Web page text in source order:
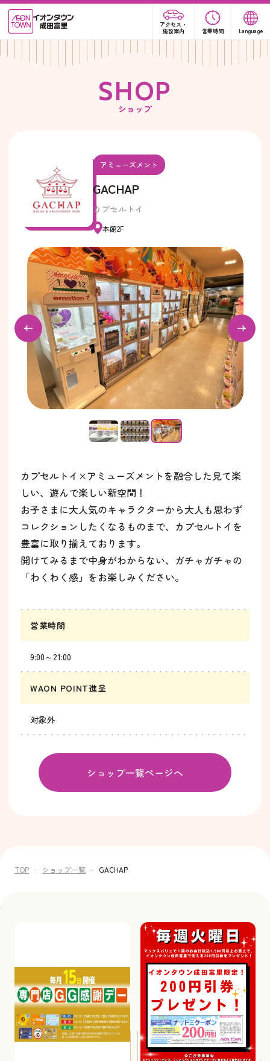
アクセス・
施設案内
営業時間 Language
SHOP
ショップ
アミューズメント
GACHAP
カプセルトイ
本館2F
カプセルトイ×アミューズメントを融合した見て楽
しい、遊んで楽しい新空間！
お子さまに大人気のキャラクターから大人も思わず
コレクションしたくなるものまで、カプセルトイを
豊富に取り揃えております。
開けてみるまで中身がわからない、ガチャガチャの
「わくわく感」をお楽しみください。
営業時間
9:00～21:00
WAON POINT進呈
対象外
ショップ一覧ページへ
TOP ショップ一覧 GACHAP